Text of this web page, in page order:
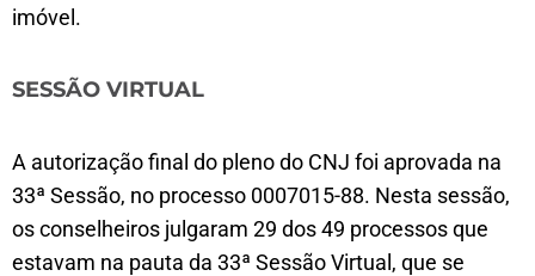
imóvel.
SESSÃO VIRTUAL
A autorização final do pleno do CNJ foi aprovada na
33ª Sessão, no processo 0007015-88. Nesta sessão,
os conselheiros julgaram 29 dos 49 processos que
estavam na pauta da 33ª Sessão Virtual, que se